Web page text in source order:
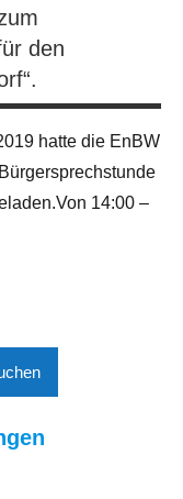
den
hatte die EnBW
14:00 –